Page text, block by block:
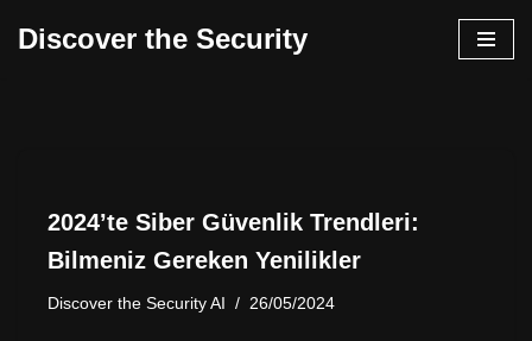
Discover the Security
2024’te Siber Güvenlik Trendleri:
Bilmeniz Gereken Yenilikler
Discover the Security AI 26/05/2024